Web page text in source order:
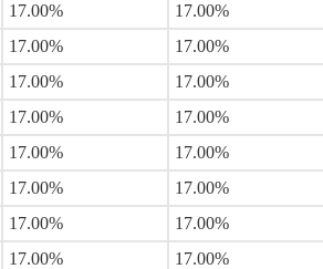
17.00% 17.00%
17.00% 17.00%
17.00% 17.00%
17.00% 17.00%
17.00% 17.00%
17.00% 17.00%
17.00% 17.00%
17.00% 17.00%